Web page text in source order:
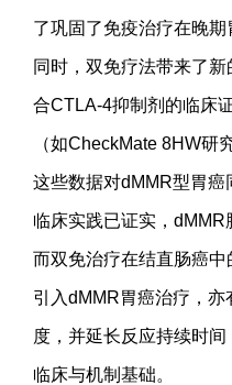
了巩固了免疫治疗在晚
同时，双免疗法带来了
合CTLA-4抑制剂的临床
（如CheckMate 8HW研
这些数据对dMMR型胃
临床实践已证实，dMMR
而双免治疗在结直肠癌
引入dMMR胃癌治疗，
度，并延长反应持续时
临床与机制基础。